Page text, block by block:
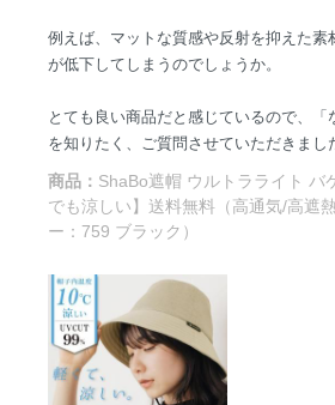
例えば、マットな質感や反射を抑えた素
が低下してしまうのでしょうか。
とても良い商品だと感じているので、「
を知りたく、ご質問させていただきまし
商品： ShaBo遮帽 ウルトラライト バ
でも涼しい】送料無料（高通気/高遮
ー：759 ブラック）